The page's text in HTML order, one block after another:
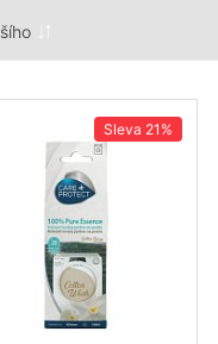
Sleva 21%